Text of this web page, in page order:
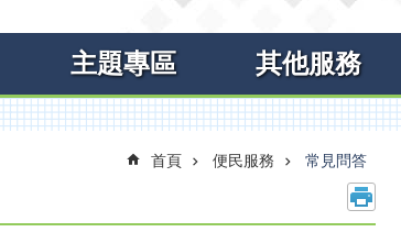
主題專區 其他服務
首頁 便民服務 常見問答